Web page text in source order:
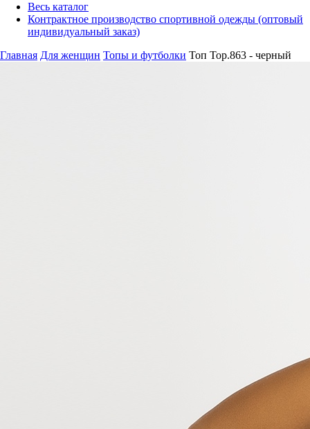
Весь каталог
Контрактное производство спортивной одежды (оптовый
индивидуальный заказ)
Главная Для женщин Топы и футболки Топ Top.863 - черный